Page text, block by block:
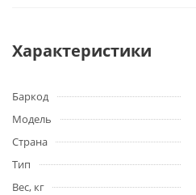
Характеристики
Баркод
Модель
Страна
Тип
Вес, кг